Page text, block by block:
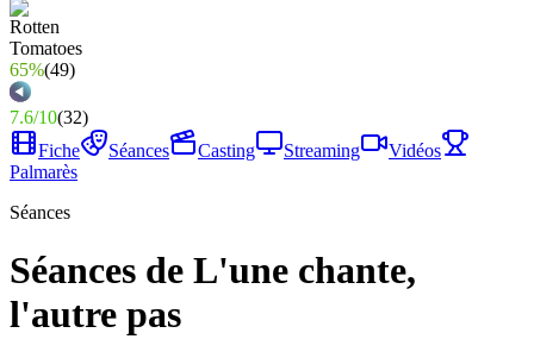
65%(49)
7.6/10(32)
Fiche
Séances Casting Streaming
Vidéos
Palmarès
Séances
Séances de L'une chante,
l'autre pas